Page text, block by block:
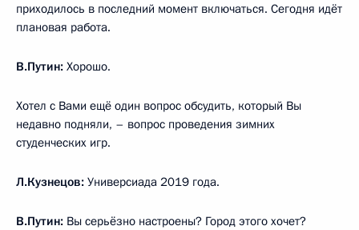
приходилось в последний момент включаться. Сегодня идёт
плановая работа.
В.Путин: Хорошо.
Хотел с Вами ещё один вопрос обсудить, который Вы
недавно подняли, – вопрос проведения зимних
студенческих игр.
Л.Кузнецов: Универсиада 2019 года.
В.Путин: Вы серьёзно настроены? Город этого хочет?